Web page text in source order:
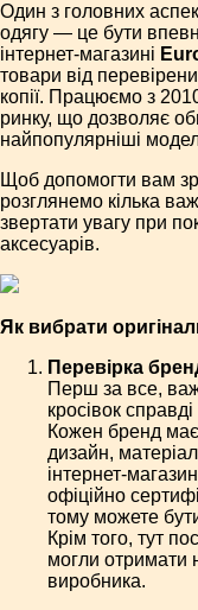
Один з головних
одягу — це бути
інтернет-магазині
товари від
копії. Працюємо з
ринку, що дозволяє
найпопулярніші
Щоб допомогти вам
розглянемо кілька
звертати увагу при
аксесуарів.
Як вибрати
Перевірка
Перш за все,
кросівок
Кожен бренд
дизайн,
інтернет-
офіційно
тому можете
Крім того, тут
могли отримати
виробника.